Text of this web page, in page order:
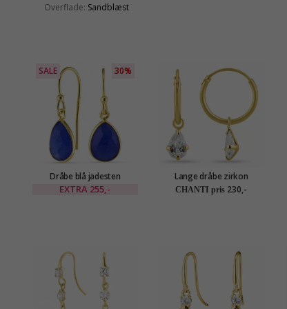
Overflade: Sandblæst
SALE 30%
Dråbe blå jadesten
øreringe i forgyldt sølv -
EXTRA 255,-
Lange dråbe zirkon
øreringe i forgyldt sølv
CHANTI pris 230,-